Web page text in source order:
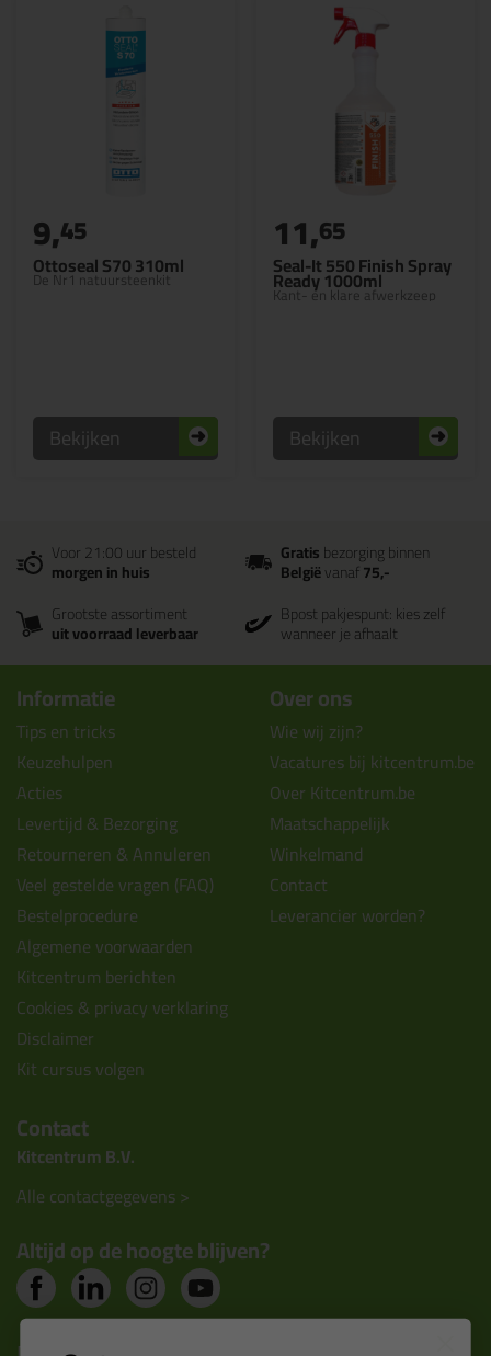
Ottoseal S70 310ml
De Nr1 natuursteenkit
9,45
Bekijken
Seal-It 550 Finish Spray
Ready 1000ml
Kant- en klare afwerkzeep
11,65
Bekijken
Voor 21:00 uur besteld
morgen in huis
Gratisbezorging binnen
Belgiëvanaf75,-
Grootste assortiment
uit voorraad leverbaar
Bpost pakjespunt: kies zelf
wanneer je afhaalt
Informatie
Tips en tricks
Keuzehulpen
Acties
Levertijd & Bezorging
Retourneren & Annuleren
Veel gestelde vragen (FAQ)
Bestelprocedure
Algemene voorwaarden
Kitcentrum berichten
Cookies & privacy verklaring
Disclaimer
Kit cursus volgen
Over ons
Wie wij zijn?
Vacatures bij kitcentrum.be
Over Kitcentrum.be
Maatschappelijk
Winkelmand
Contact
Leverancier worden?
Contact
Kitcentrum B.V.
Alle contactgegevens >
Altijd op de hoogte blijven?